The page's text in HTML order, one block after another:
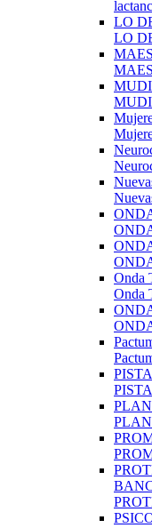
LO
LO
Onda
Onda